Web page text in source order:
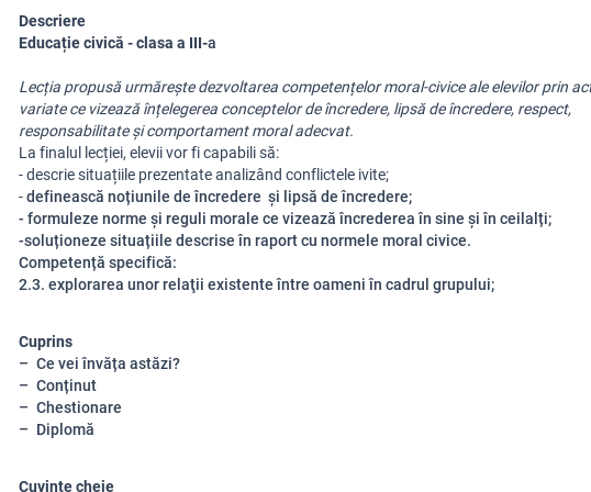
Descriere
Educație civică - clasa a III-a
Lecția propusă urmărește dezvoltarea competențelor moral-civice ale elevilor prin
variate ce vizează înțelegerea conceptelor de încredere, lipsă de încredere, respect,
responsabilitate și comportament moral adecvat.
La finalul lecției, elevii vor fi capabili să:
- descrie situațiile prezentate analizând conflictele ivite;
-definească noțiunile de încredere și lipsă de încredere;
- formuleze norme și reguli morale ce vizează încrederea în sine și în ceilalți;
-soluționeze situațiile descrise în raport cu normele moral civice.
Competență specifică:
2.3. explorarea unor relaţii existente între oameni în cadrul grupului;
Cuprins
Ce vei învăța astăzi?
Conținut
Chestionare
Diplomă
Cuvinte cheie